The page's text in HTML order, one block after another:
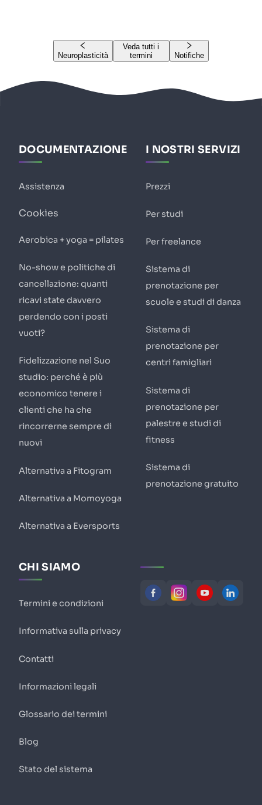
Neuroplasticità
Veda tutti i
termini
Notifiche
DOCUMENTAZIONE
Assistenza
Cookies
Aerobica + yoga = pilates
No-show e politiche di
cancellazione: quanti
ricavi state davvero
perdendo con i posti
vuoti?
Fidelizzazione nel Suo
studio: perché è più
economico tenere i
clienti che ha che
rincorrerne sempre di
nuovi
Alternativa a Fitogram
Alternativa a Momoyoga
Alternativa a Eversports
I NOSTRI SERVIZI
Prezzi
Per studi
Per freelance
Sistema di
prenotazione per
scuole e studi di danza
Sistema di
prenotazione per
centri famigliari
Sistema di
prenotazione per
palestre e studi di
fitness
Sistema di
prenotazione gratuito
CHI SIAMO
Termini e condizioni
Informativa sulla privacy
Contatti
Informazioni legali
Glossario dei termini
Blog
Stato del sistema